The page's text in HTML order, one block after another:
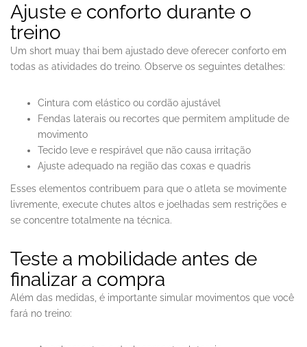
Ajuste e conforto durante o
treino
Um short muay thai bem ajustado deve oferecer conforto em
todas as atividades do treino. Observe os seguintes detalhes:
Cintura com elástico ou cordão ajustável
Fendas laterais ou recortes que permitem amplitude de
movimento
Tecido leve e respirável que não causa irritação
Ajuste adequado na região das coxas e quadris
Esses elementos contribuem para que o atleta se movimente
livremente, execute chutes altos e joelhadas sem restrições e
se concentre totalmente na técnica.
Teste a mobilidade antes de
finalizar a compra
Além das medidas, é importante simular movimentos que você
fará no treino: